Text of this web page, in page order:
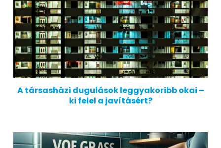
A társasházi dugulások leggyakoribb okai –
ki felel a javításért?